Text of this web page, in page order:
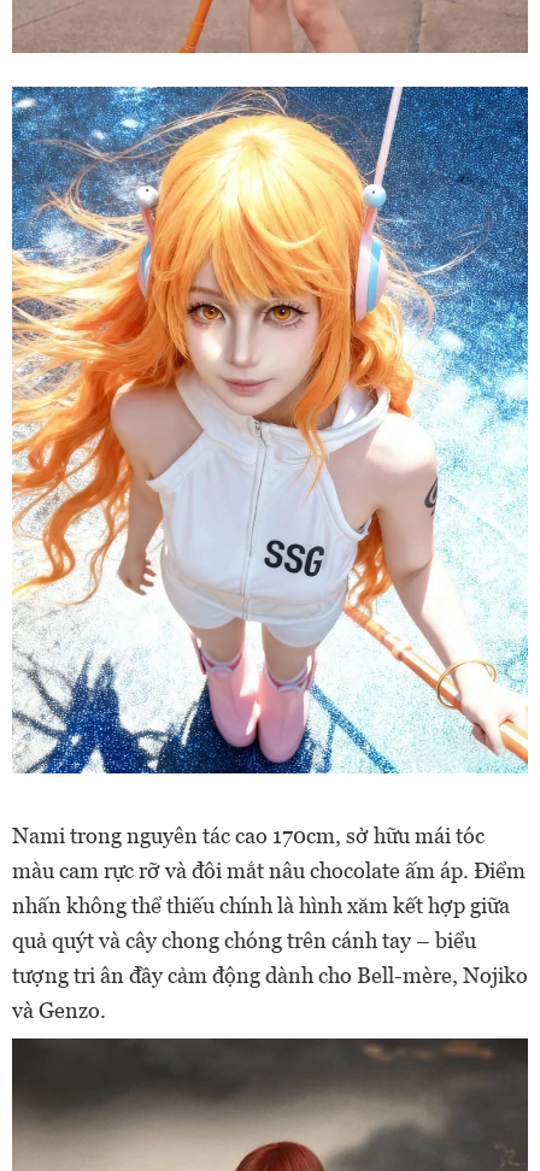
Nami trong nguyên tác cao 170cm, sở hữu mái tóc
màu cam rực rỡ và đôi mắt nâu chocolate ấm áp. Điểm
nhấn không thể thiếu chính là hình xăm kết hợp giữa
quả quýt và cây chong chóng trên cánh tay – biểu
tượng tri ân đầy cảm động dành cho Bell-mère, Nojiko
và Genzo.